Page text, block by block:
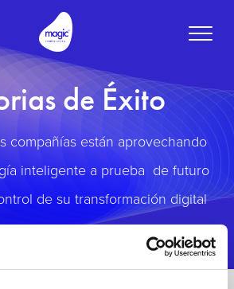
Toggle
de Éxito
compañías están aprovechando
inteligente a prueba de futuro
de su transformación digital